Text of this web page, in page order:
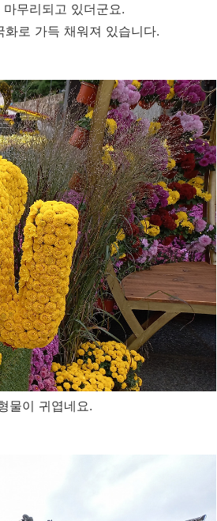
마무리되고 있더군요.
로 가득 채워져 있습니다.
물이 귀엽네요.